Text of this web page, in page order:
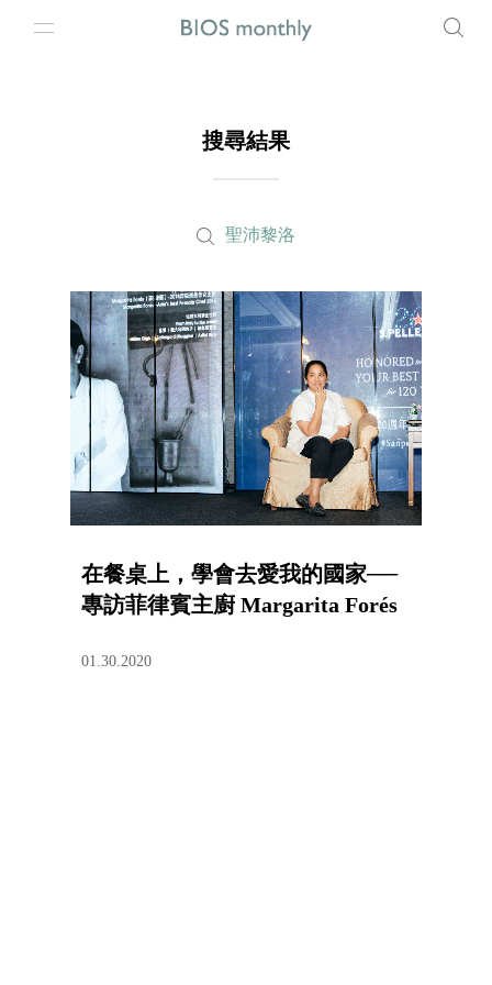
搜尋結果
聖沛黎洛
在餐桌上，學會去愛我的國家──
專訪菲律賓主廚 Margarita Forés
01.30.2020